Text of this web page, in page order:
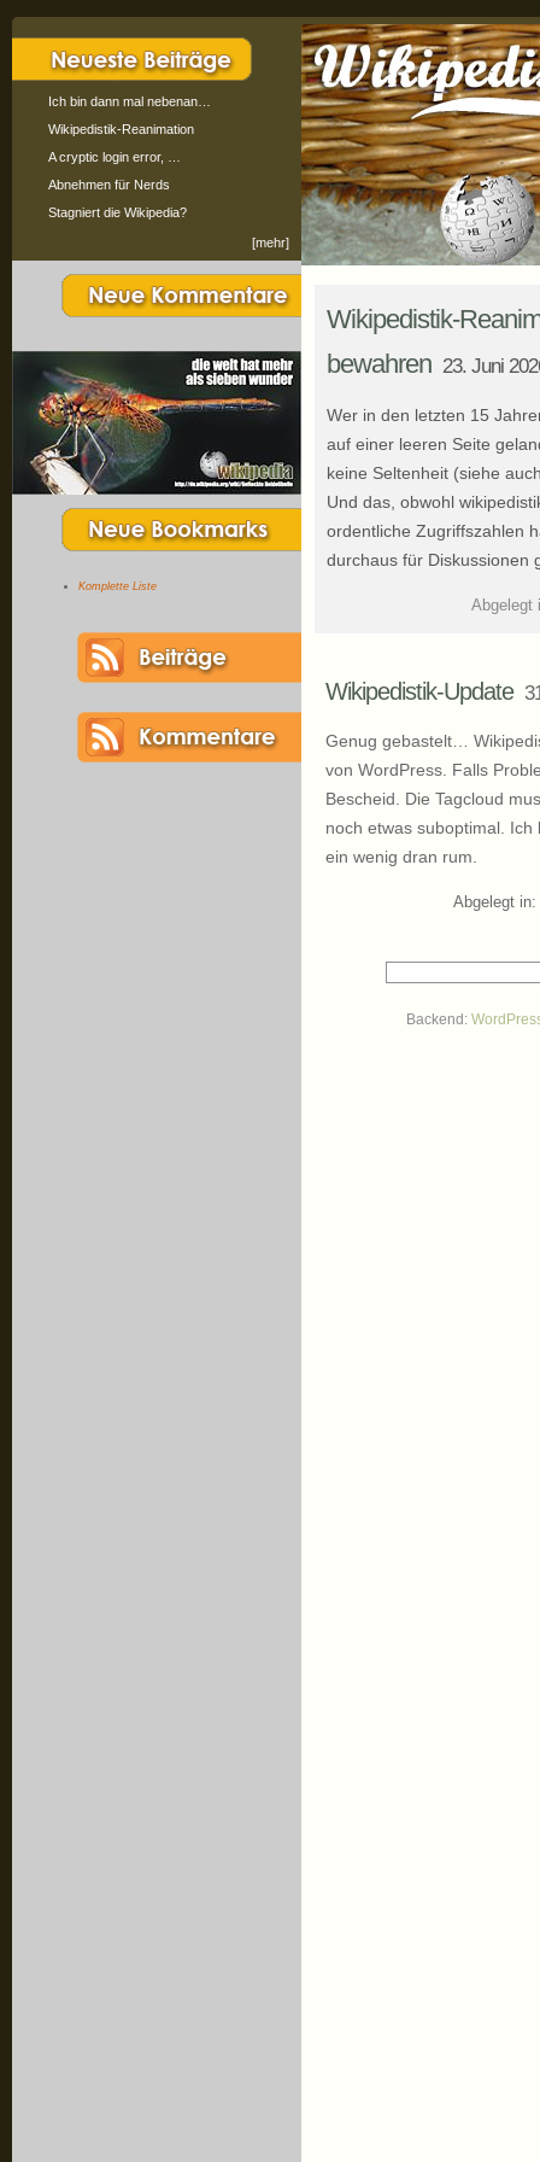
Ich bin dann mal nebenan…
Wikipedistik-Reanimation
A cryptic login error, …
Abnehmen für Nerds
Stagniert die Wikipedia?
[mehr]
Komplette Liste
Wikipedistik-
bewahren 23. Juni
Wer in den letzten 15
auf einer leeren Seite
keine Seltenheit (siehe
Und das, obwohl
ordentliche Zugriffszahlen
durchaus für Diskussionen
Abgelegt
Wikipedistik-Update
Genug gebastelt…
von WordPress. Falls
Bescheid. Die Tagcloud
noch etwas suboptimal.
ein wenig dran rum.
Abgelegt in:
Backend: